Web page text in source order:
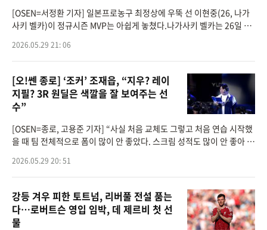
[OSEN=서정환 기자] 일본프로농구 최정상에 우뚝 선 이현중(26, 나가
사키 벨카)이 정규시즌 MVP는 아쉽게 놓쳤다.나가사키 벨카는 26일 일
3차전에서 류큐 골든킹스
2026.05.29 21: 06
[오!쎈 종로] ‘조커’ 조재읍, “지우? 레이
지필? 3R 원딜은 색깔을 잘 보여주는 선
수”
[OSEN=종로, 고용준 기자] “사실 처음 교체도 그렇고 처음 연습 시작했
을 때 팀 전체적으로 폼이 많이 안 좋았다. 스크림 성적도 많이 안 좋아 변
2로 끝났
2026.05.29 20: 51
강등 겨우 피한 토트넘, 리버풀 전설 품는
다…로버트슨 영입 임박, 데 제르비 첫 선
물